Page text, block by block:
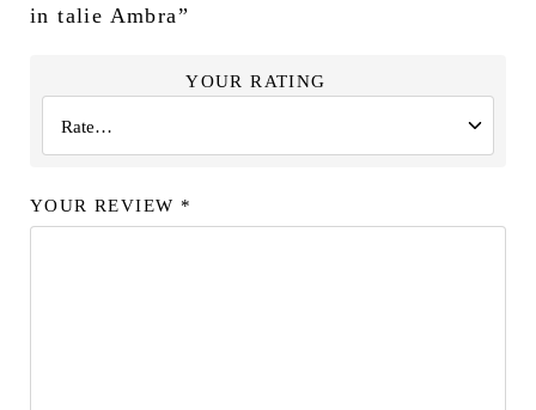
in talie Ambra”
YOUR RATING
YOUR REVIEW *